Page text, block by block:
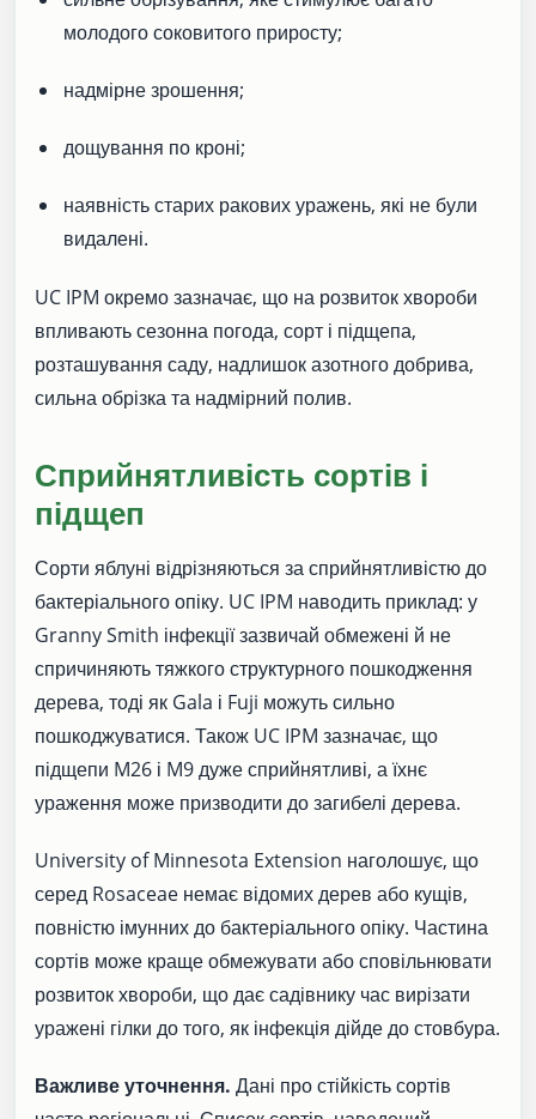
молодого соковитого приросту;
надмірне зрошення;
дощування по кроні;
наявність старих ракових уражень, які не були
видалені.
UC IPM окремо зазначає, що на розвиток хвороби
впливають сезонна погода, сорт і підщепа,
розташування саду, надлишок азотного добрива,
сильна обрізка та надмірний полив.
Сприйнятливість сортів і
підщеп
Сорти яблуні відрізняються за сприйнятливістю до
бактеріального опіку. UC IPM наводить приклад: у
Granny Smith інфекції зазвичай обмежені й не
спричиняють тяжкого структурного пошкодження
дерева, тоді як Gala і Fuji можуть сильно
пошкоджуватися. Також UC IPM зазначає, що
підщепи M26 і M9 дуже сприйнятливі, а їхнє
ураження може призводити до загибелі дерева.
University of Minnesota Extension наголошує, що
серед Rosaceae немає відомих дерев або кущів,
повністю імунних до бактеріального опіку. Частина
сортів може краще обмежувати або сповільнювати
розвиток хвороби, що дає садівнику час вирізати
уражені гілки до того, як інфекція дійде до стовбура.
Важливе уточнення. Дані про стійкість сортів